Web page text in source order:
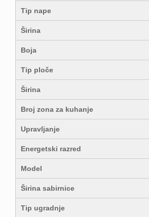
Tip nape
Širina
Boja
Tip ploče
Širina
Broj zona za kuhanje
Upravljanje
Energetski razred
Model
Širina sabirnice
Tip ugradnje